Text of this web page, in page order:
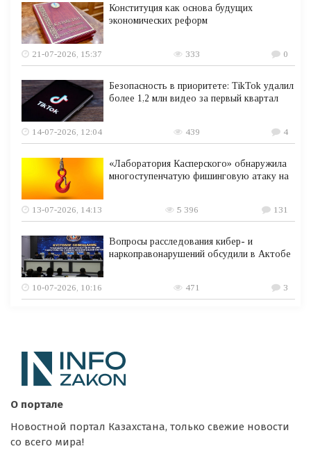
Конституция как основа будущих
экономических реформ
21-07-2026, 15:37 333 0
Безопасность в приоритете: TikTok удалил
более 1,2 млн видео за первый квартал
14-07-2026, 12:04 439 4
«Лаборатория Касперского» обнаружила
многоступенчатую фишинговую атаку на
13-07-2026, 14:13 5 396 131
Вопросы расследования кибер- и
наркоправонарушений обсудили в Актобе
10-07-2026, 10:16 471 3
О портале
Новостной портал Казахстана, только свежие новости
со всего мира!